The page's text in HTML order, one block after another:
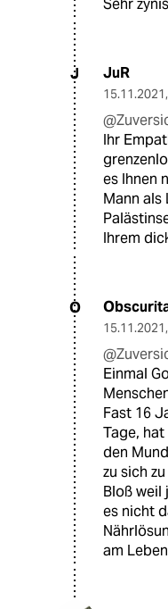
Sehr
J JuR
15.11.2021,
Ihr
es Ihnen
Mann als
Ihrem
O
15.11.2021,
Einmal
Fast 16
Tage,
den
zu sich
Bloß weil
es nicht
am